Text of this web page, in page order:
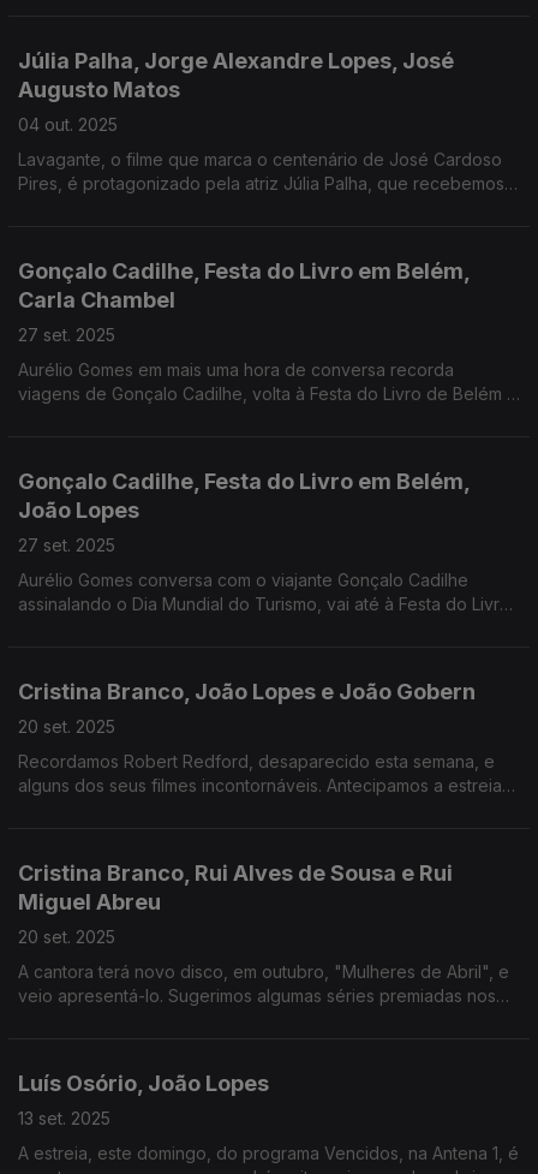
Júlia Palha, Jorge Alexandre Lopes, José
Augusto Matos
04 out. 2025
Lavagante, o filme que marca o centenário de José Cardoso
Pires, é protagonizado pela atriz Júlia Palha, que recebemos
Gonçalo Cadilhe, Festa do Livro em Belém,
Carla Chambel
27 set. 2025
Aurélio Gomes em mais uma hora de conversa recorda
viagens de Gonçalo Cadilhe, volta à Festa do Livro de Belém já
Gonçalo Cadilhe, Festa do Livro em Belém,
João Lopes
27 set. 2025
Aurélio Gomes conversa com o viajante Gonçalo Cadilhe
assinalando o Dia Mundial do Turismo, vai até à Festa do Livro
Cristina Branco, João Lopes e João Gobern
20 set. 2025
Recordamos Robert Redford, desaparecido esta semana, e
alguns dos seus filmes incontornáveis. Antecipamos a estreia
Cristina Branco, Rui Alves de Sousa e Rui
Miguel Abreu
20 set. 2025
A cantora terá novo disco, em outubro, "Mulheres de Abril", e
veio apresentá-lo. Sugerimos algumas séries premiadas nos
Luís Osório, João Lopes
13 set. 2025
A estreia, este domingo, do programa Vencidos, na Antena 1, é